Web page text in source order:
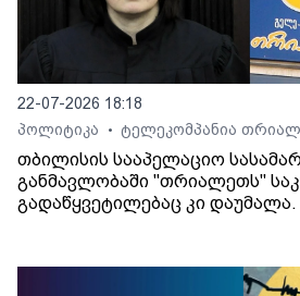
22-07-2026 18:18
პოლიტიკა
• ტელეკომპანია
თბილისის სააპელაციო
განმავლობაში "თრიალეთს"
გადაწყვეტილებაც კი დაუმალა.